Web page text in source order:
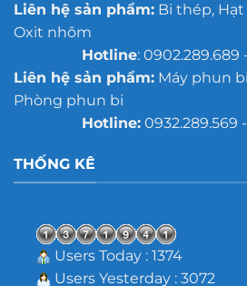
Liên hệ sản phẩm:Bi thép,
Oxit nhôm
Hotline: 0902.289.689
Liên hệ sản phẩm:Máy phun
Phòng phun bi
Hotline:0932.289.569
THỐNG KÊ
Users Today : 1374
Users Yesterday : 3072